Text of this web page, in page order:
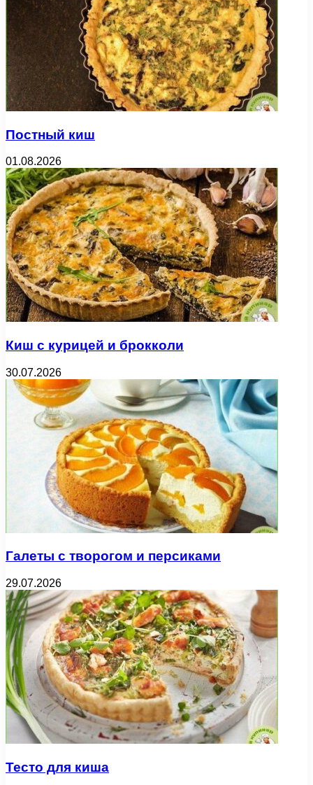
Постный киш
01.08.2026
Киш с курицей и брокколи
30.07.2026
Галеты с творогом и персиками
29.07.2026
Тесто для киша